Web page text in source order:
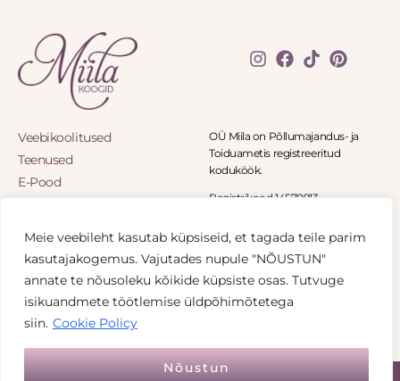
Meie veebileht kasutab küpsiseid, et tagada teile parim
kasutajakogemus. Vajutades nupule "NÕUSTUN"
annate te nõusoleku kõikide küpsiste osas. Tutvuge
isikuandmete töötlemise üldpõhimõtetega
siin. Cookie Policy
Nõustun
Veebikoolitused
Teenused
E-Pood
Kontakt
Privaatsuspoliitika
Müügitingimused
OÜ Miila on Põllumajandus- ja
Toiduametis registreeritud
koduköök.
Registrikood 14570913
Haapsalu
+372 5836 1541
info@miilakoogid.ee